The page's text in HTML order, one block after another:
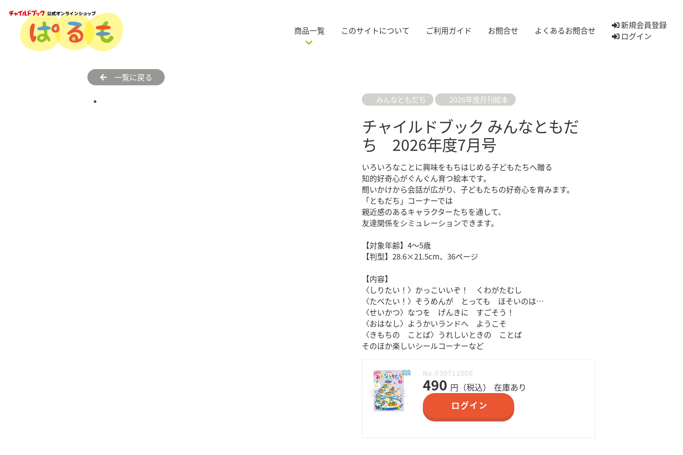
商品一覧 このサイトについて ご利用ガイド お問合せ よくあるお問合せ
新規会員登録
ログイン
一覧に戻る
みんなともだち 2026年度月刊絵本
チャイルドブック みんなともだ
ち 2026年度7月号
いろいろなことに興味をもちはじめる子どもたちへ贈る
知的好奇心がぐんぐん育つ絵本です。
問いかけから会話が広がり、子どもたちの好奇心を育みます。
「ともだち」コーナーでは
親近感のあるキャラクターたちを通して、
友達関係をシミュレーションできます。
【対象年齢】4〜5歳
【判型】28.6×21.5cm、36ページ
【内容】
〈しりたい！〉かっこいいぞ！ くわがたむし
〈たべたい！〉そうめんが とっても ほそいのは…
〈せいかつ〉なつを げんきに すごそう！
〈おはなし〉ようかいランドへ ようこそ
〈きもちの ことば〉うれしいときの ことば
そのほか楽しいシールコーナーなど
No.030711000
490 円（税込）
在庫あり
ログイン